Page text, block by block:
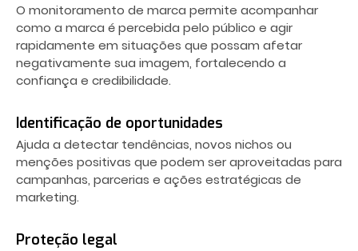
O monitoramento de marca permite acompanhar
como a marca é percebida pelo público e agir
rapidamente em situações que possam afetar
negativamente sua imagem, fortalecendo a
confiança e credibilidade.
Identificação de oportunidades
Ajuda a detectar tendências, novos nichos ou
menções positivas que podem ser aproveitadas para
campanhas, parcerias e ações estratégicas de
marketing.
Proteção legal